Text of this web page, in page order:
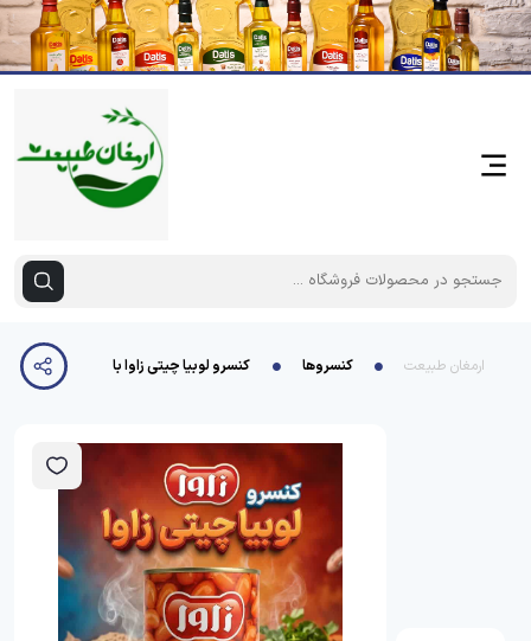
ارمغان طبیعت کنسروها کنسرو لوبیا چیتی زاوا با سس گوجه فرنگی